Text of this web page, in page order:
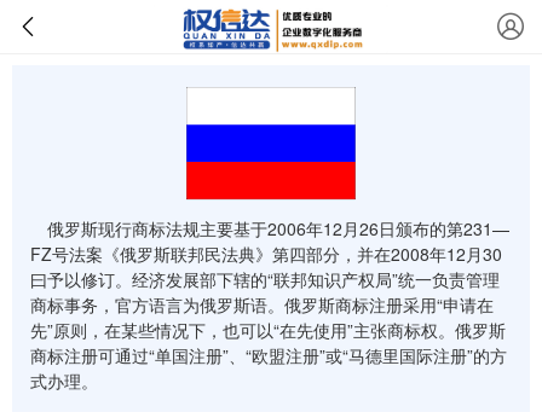
俄罗斯现行商标法规主要基于2006年12月26日颁布的第231—
FZ号法案《俄罗斯联邦民法典》第四部分，并在2008年12月30
曰予以修订。经济发展部下辖的“联邦知识产权局”统一负责管理
商标事务，官方语言为俄罗斯语。俄罗斯商标注册采用“申请在
先”原则，在某些情况下，也可以“在先使用”主张商标权。俄罗斯
商标注册可通过“单国注册”、“欧盟注册”或“马德里国际注册”的方
式办理。